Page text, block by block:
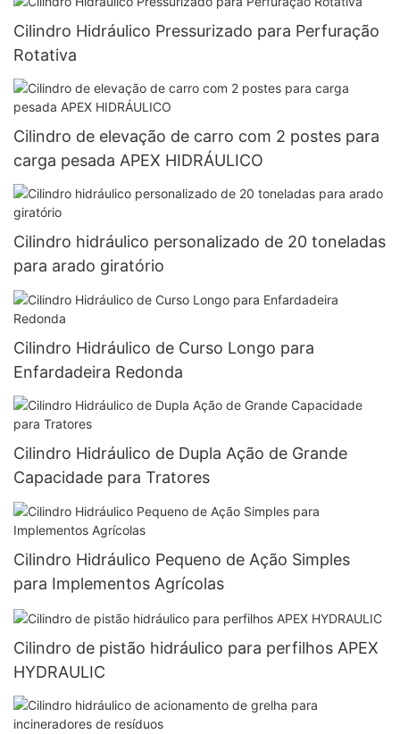
Cilindro Hidráulico Pressurizado para Perfuração
Rotativa
Cilindro de elevação de carro com 2 postes para
carga pesada APEX HIDRÁULICO
Cilindro hidráulico personalizado de 20 toneladas
para arado giratório
Cilindro Hidráulico de Curso Longo para
Enfardadeira Redonda
Cilindro Hidráulico de Dupla Ação de Grande
Capacidade para Tratores
Cilindro Hidráulico Pequeno de Ação Simples
para Implementos Agrícolas
Cilindro de pistão hidráulico para perfilhos APEX
HYDRAULIC